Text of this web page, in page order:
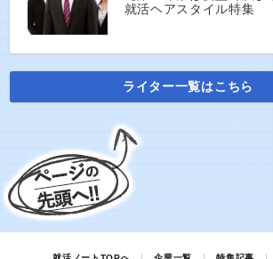
就活ヘアスタイル特集
ライター一覧はこちら